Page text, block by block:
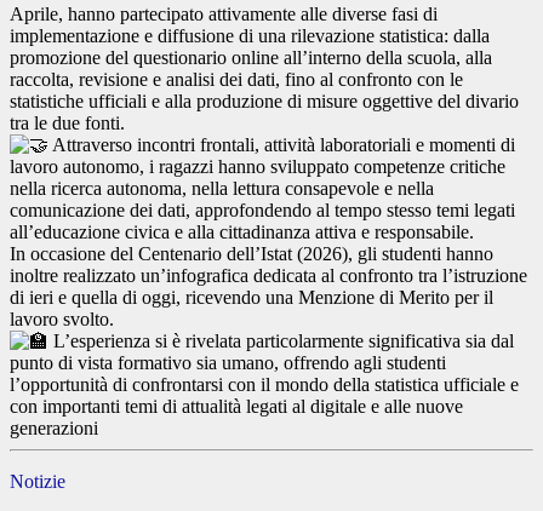
Aprile, hanno partecipato attivamente alle diverse fasi di
implementazione e diffusione di una rilevazione statistica: dalla
promozione del questionario online all’interno della scuola, alla
raccolta, revisione e analisi dei dati, fino al confronto con le
statistiche ufficiali e alla produzione di misure oggettive del divario
tra le due fonti.
Attraverso incontri frontali, attività laboratoriali e momenti di
lavoro autonomo, i ragazzi hanno sviluppato competenze critiche
nella ricerca autonoma, nella lettura consapevole e nella
comunicazione dei dati, approfondendo al tempo stesso temi legati
all’educazione civica e alla cittadinanza attiva e responsabile.
In occasione del Centenario dell’Istat (2026), gli studenti hanno
inoltre realizzato un’infografica dedicata al confronto tra l’istruzione
di ieri e quella di oggi, ricevendo una Menzione di Merito per il
lavoro svolto.
L’esperienza si è rivelata particolarmente significativa sia dal
punto di vista formativo sia umano, offrendo agli studenti
l’opportunità di confrontarsi con il mondo della statistica ufficiale e
con importanti temi di attualità legati al digitale e alle nuove
generazioni
Notizie